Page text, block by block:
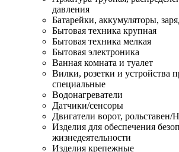
давления
Батарейки, аккумуляторы,
Бытовая техника крупная
Бытовая техника мелкая
Бытовая электроника
Ванная комната и туалет
Вилки, розетки и устройства
специальные
Водонагреватели
Датчики/сенсоры
Двигатели ворот,
Изделия для обеспечения
жизнедеятельности
Изделия крепежные